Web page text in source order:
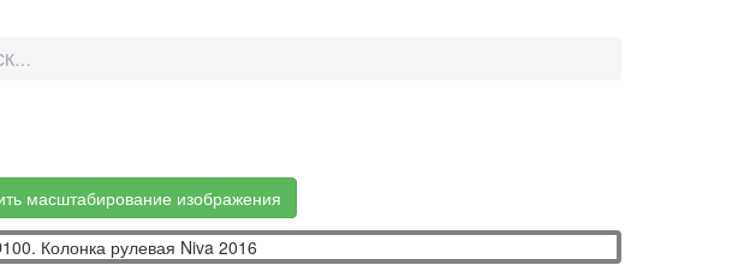
КОЛЕСА-D100. Колонка Рулевая
масштабирование изображения